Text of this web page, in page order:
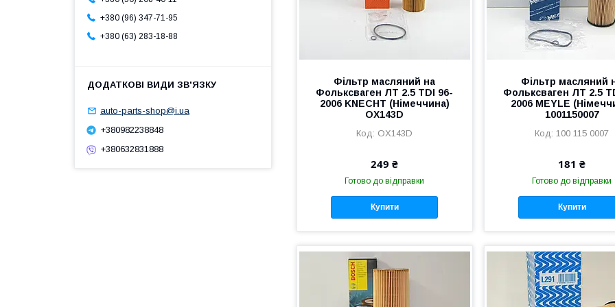
Фільтр масляний на
Фольксваген ЛТ 2.5 TDI 96-
2006 KNECHT (Німеччина)
OX143D
OX143D
249 ₴
Готово до відправки
Купити
Фільтр масляний
Фольксваген ЛТ 2.5
2006 MEYLE
1001150007
100 115 0007
181 ₴
Готово до відправки
Купити
+380 (96) 347-71-95
+380 (63) 283-18-88
auto-parts-shop@i.ua
+380982238848
+380632831888